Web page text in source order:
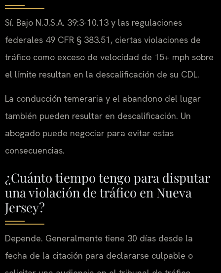
Sí. Bajo N.J.S.A. 39:3-10.13 y las regulaciones
federales 49 CFR § 383.51, ciertas violaciones de
tráfico como exceso de velocidad de 15+ mph sobre
el límite resultan en la descalificación de su CDL.
La conducción temeraria y el abandono del lugar
también pueden resultar en descalificación. Un
abogado puede negociar para evitar estas
consecuencias.
¿Cuánto tiempo tengo para disputar
una violación de tráfico en Nueva
Jersey?
Depende. Generalmente tiene 30 días desde la
fecha de la citación para declararse culpable o